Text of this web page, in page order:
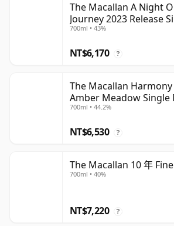
The Macallan A Night
Journey 2023 Release
700ml • 43%
NT$6,170 ?
The Macallan
Amber Meadow Single
700ml • 44.2%
NT$6,530 ?
The Macallan 10 年
700ml • 40%
NT$7,220 ?